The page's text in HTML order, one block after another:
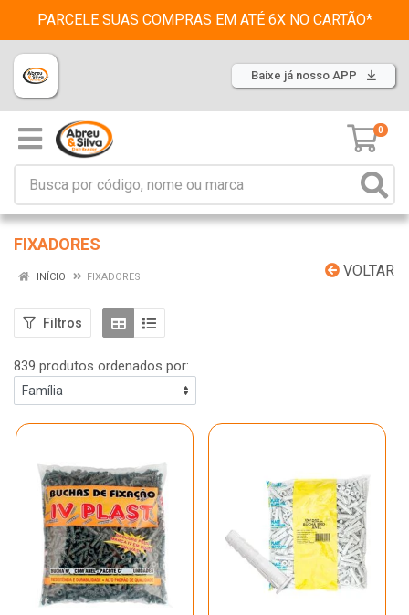
PARCELE SUAS COMPRAS EM ATÉ 6X NO CARTÃO*
Baixe já nosso APP
0
FIXADORES
VOLTAR
INÍCIO FIXADORES
Filtros
839 produtos ordenados por: